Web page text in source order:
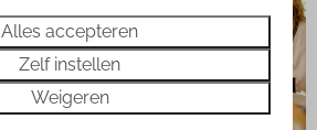
Alles accepteren
Zelf instellen
Weigeren